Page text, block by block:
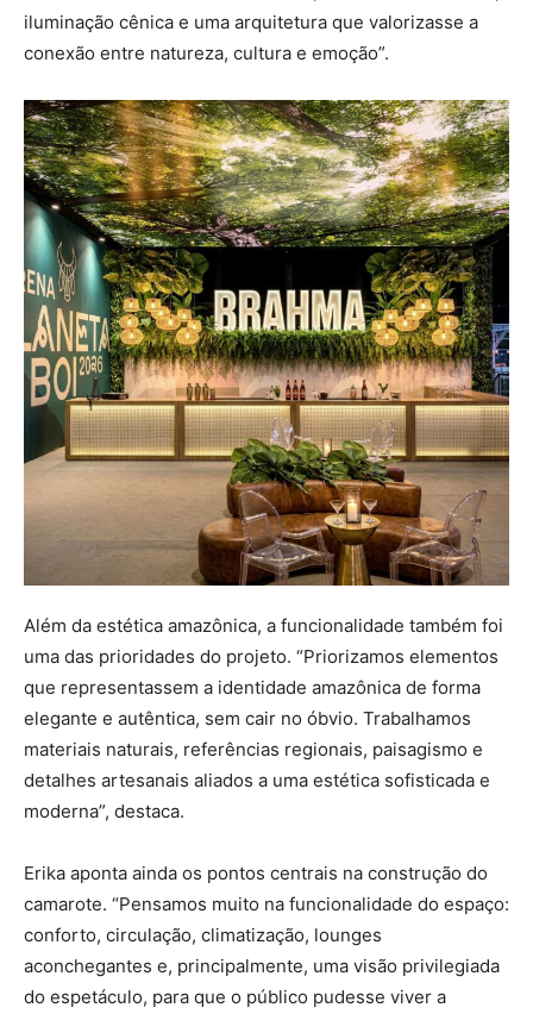
iluminação cênica e uma arquitetura que valorizasse a
conexão entre natureza, cultura e emoção”.
Além da estética amazônica, a funcionalidade também foi
uma das prioridades do projeto. “Priorizamos elementos
que representassem a identidade amazônica de forma
elegante e autêntica, sem cair no óbvio. Trabalhamos
materiais naturais, referências regionais, paisagismo e
detalhes artesanais aliados a uma estética sofisticada e
moderna”, destaca.
Erika aponta ainda os pontos centrais na construção do
camarote. “Pensamos muito na funcionalidade do espaço:
conforto, circulação, climatização, lounges
aconchegantes e, principalmente, uma visão privilegiada
do espetáculo, para que o público pudesse viver a